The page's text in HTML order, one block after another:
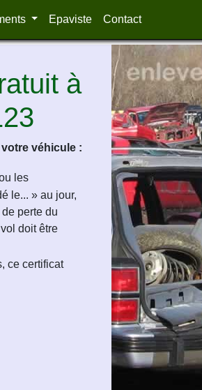
Epaviste Contact
à
véhicule :
les
le... » au jour,
perte du
doit être
ce certificat